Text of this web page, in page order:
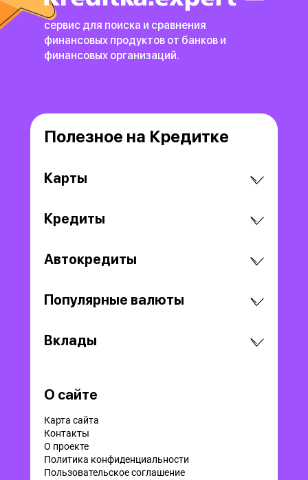
сервис для поиска и сравнения
финансовых продуктов от банков и
финансовых организаций.
Полезное на Кредитке
Карты
Кредиты
Автокредиты
Популярные валюты
Вклады
О сайте
Карта сайта
Контакты
О проекте
Политика конфиденциальности
Пользовательское соглашение